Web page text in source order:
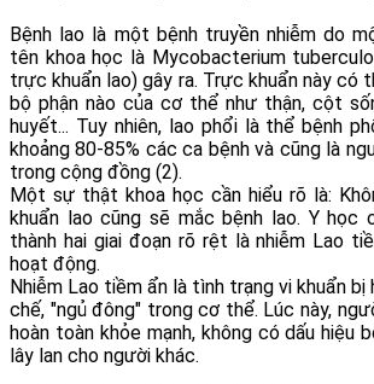
Bệnh lao là một bệnh truyền nhiễm do
tên khoa học là Mycobacterium
trực khuẩn lao) gây ra. Trực khuẩn này có
bộ phận nào của cơ thể như thận, cột
huyết... Tuy nhiên, lao phổi là thể bệnh
khoảng 80-85% các ca bệnh và cũng là
trong cộng đồng (2).
Một sự thật khoa học cần hiểu rõ là:
khuẩn lao cũng sẽ mắc bệnh lao. Y học
thành hai giai đoạn rõ rệt là nhiễm Lao
hoạt động.
Nhiễm Lao tiềm ẩn là tình trạng vi khuẩn bị
chế, "ngủ đông" trong cơ thể. Lúc này,
hoàn toàn khỏe mạnh, không có dấu hiệu
lây lan cho người khác.